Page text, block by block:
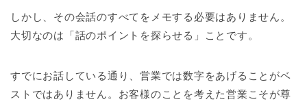
しかし、その会話のすべてをメモする必要はありません。
大切なのは「話のポイントを探らせる」ことです。
すでにお話している通り、営業では数字をあげることがベ
ストではありません。お客様のことを考えた営業こそが尊